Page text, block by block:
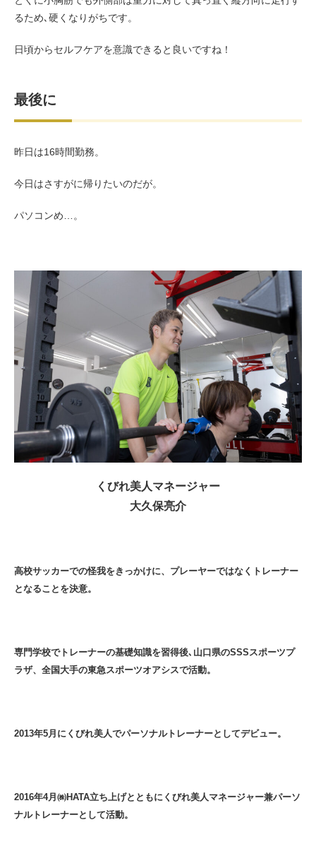
るため､硬くなりがちです。
日頃からセルフケアを意識できると良いですね！
最後に
昨日は16時間勤務。
今日はさすがに帰りたいのだが。
パソコンめ…。
くびれ美人マネージャー
大久保亮介
高校サッカーでの怪我をきっかけに、プレーヤーではなくトレーナー
となることを決意。
専門学校でトレーナーの基礎知識を習得後､山口県のSSSスポーツプ
ラザ、全国大手の東急スポーツオアシスで活動。
2013年5月にくびれ美人でパーソナルトレーナーとしてデビュー。
2016年4月㈱HATA立ち上げとともにくびれ美人マネージャー兼パーソ
ナルトレーナーとして活動。